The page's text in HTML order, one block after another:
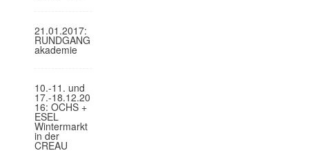
21.01.2017:
RUNDGANG
akademie
10.-11. und
17.-18.12.20
16: OCHS +
ESEL
Wintermarkt
in der
CREAU